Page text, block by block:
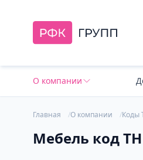
О компании
Главная О компании Коды
Мебель код